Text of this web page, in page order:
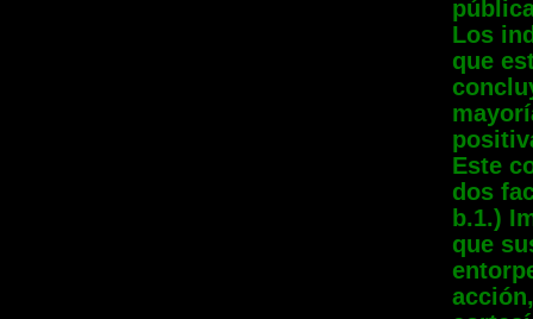
Los
que
Este
dos
b.1.)
que